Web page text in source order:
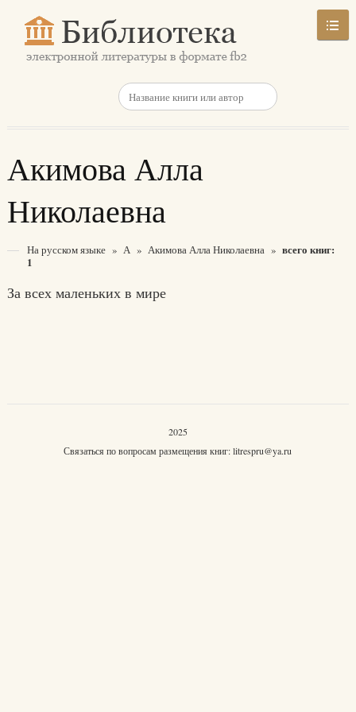
Акимова Алла
Николаевна
На русском языке » А » Акимова Алла Николаевна » всего книг:
1
За всех маленьких в мире
2025
Связаться по вопросам размещения книг:litrespru@ya.ru